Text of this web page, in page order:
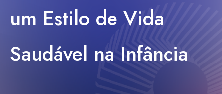
DOCENTES E INVESTIGADORES
COMUNIDADE
um Estilo de Vida
Saudável na Infância